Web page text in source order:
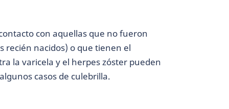
con aquellas que no fueron
recién nacidos) o que tienen el
la varicela y el herpes zóster pueden
casos de culebrilla.